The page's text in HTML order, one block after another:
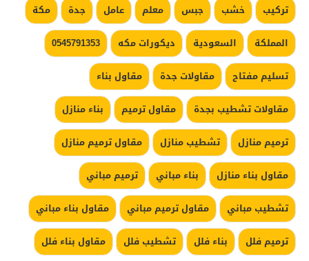
تركيب
خشب جبس معلم عامل جدة
مكة
المملكة
السعودية ديكورات مكه
0545791353
تسليم مفتاح
مقاولات جدة
مقاول بناء
مقاولات تشطيب بجدة
مقاول ترميم
بناء منازل
ترميم منازل
تشطيب منازل
مقاول ترميم منازل
مقاول بناء منازل
بناء مباني
ترميم مباني
تشطيب مباني
مقاول ترميم مباني
مقاول بناء مباني
ترميم فلل
بناء فلل تشطيب فلل
مقاول بناء فلل